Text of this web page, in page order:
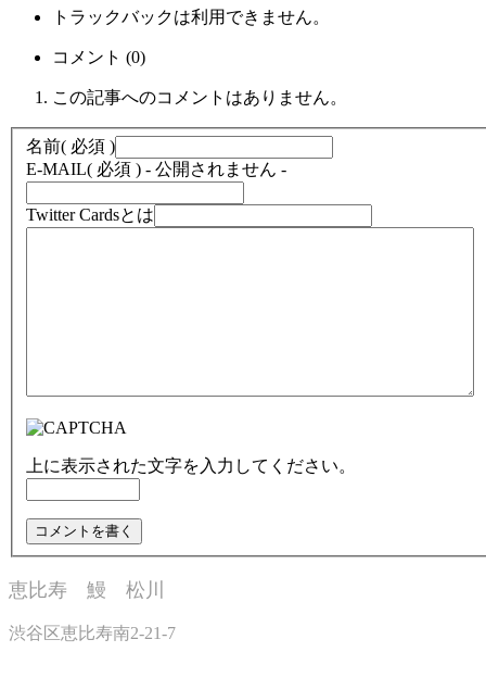
トラックバックは利用できません。
コメント (0)
この記事へのコメントはありません。
名前( 必須 )
E-MAIL( 必須 ) - 公開されません -
Twitter Cardsとは
上に表示された文字を入力してください。
恵比寿 鰻 松川
渋谷区恵比寿南2-21-7